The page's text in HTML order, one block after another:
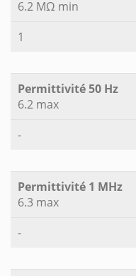
6.2 MΩ min
1
Permittivité 50 Hz
6.2 max
-
Permittivité 1 MHz
6.3 max
-